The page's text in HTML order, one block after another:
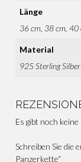
Länge
36 cm, 38 cm, 40
Material
925 Sterling Silber
Es gibt noch
Schreiben Sie die
Panzerkette“